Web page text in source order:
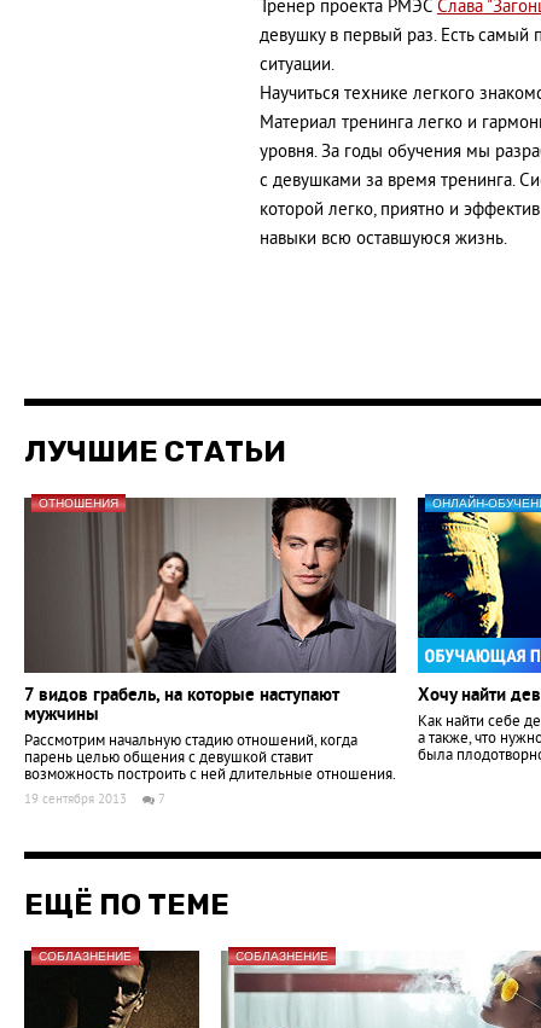
Тренер проекта РМЭС Слава
девушку в первый раз. Есть
ситуации.
Научиться технике легкого
Материал тренинга легко и
уровня. За годы обучения мы
с девушками за время тренинга.
которой легко, приятно и
навыки всю оставшуюся жизнь.
ЛУЧШИЕ СТАТЬИ
ОТНОШЕНИЯ
7 видов грабель, на которые наступают
мужчины
Рассмотрим начальную стадию отношений, когда
парень целью общения с девушкой ставит
возможность построить с ней длительные отношения.
19 сентября 2013 7
ОНЛАЙН-
Хочу найти
Как найти себе
а также, что
была
ЕЩЁ ПО ТЕМЕ
СОБЛАЗНЕНИЕ СОБЛАЗНЕНИЕ